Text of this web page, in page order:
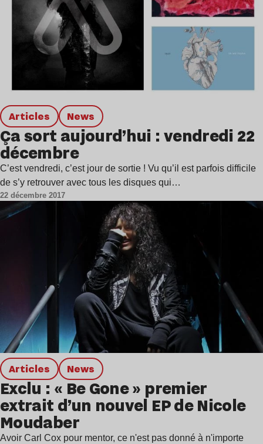
Articles news
Ça sort aujourd’hui : vendredi 22
décembre
C’est vendredi, c’est jour de sortie ! Vu qu’il est parfois difficile
de s’y retrouver avec tous les disques qui…
22 décembre 2017
Articles news
Exclu : « Be Gone » premier
extrait d’un nouvel EP de Nicole
Moudaber
Avoir Carl Cox pour mentor, ce n'est pas donné à n'importe